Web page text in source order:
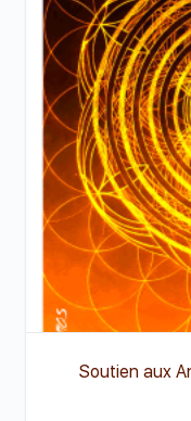
Soutien aux